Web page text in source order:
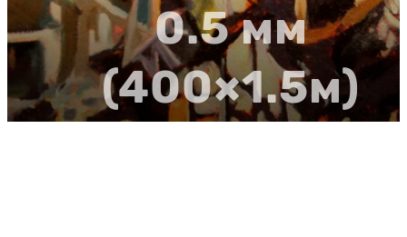
0.5 мм
(400×1.5м)